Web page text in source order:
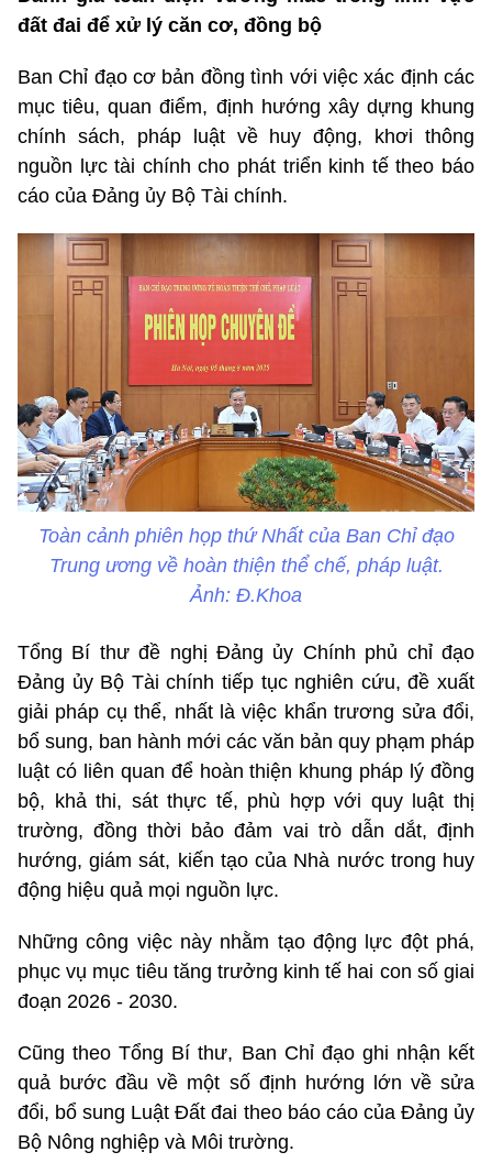
đất đai để xử lý căn cơ, đồng bộ
Ban Chỉ đạo cơ bản đồng tình với việc xác định các
mục tiêu, quan điểm, định hướng xây dựng khung
chính sách, pháp luật về huy động, khơi thông
nguồn lực tài chính cho phát triển kinh tế theo báo
cáo của Đảng ủy Bộ Tài chính.
Toàn cảnh phiên họp thứ Nhất của Ban Chỉ đạo
Trung ương về hoàn thiện thể chế, pháp luật.
Ảnh: Đ.Khoa
Tổng Bí thư đề nghị Đảng ủy Chính phủ chỉ đạo
Đảng ủy Bộ Tài chính tiếp tục nghiên cứu, đề xuất
giải pháp cụ thể, nhất là việc khẩn trương sửa đổi,
bổ sung, ban hành mới các văn bản quy phạm pháp
luật có liên quan để hoàn thiện khung pháp lý đồng
bộ, khả thi, sát thực tế, phù hợp với quy luật thị
trường, đồng thời bảo đảm vai trò dẫn dắt, định
hướng, giám sát, kiến tạo của Nhà nước trong huy
động hiệu quả mọi nguồn lực.
Những công việc này nhằm tạo động lực đột phá,
phục vụ mục tiêu tăng trưởng kinh tế hai con số giai
đoạn 2026 - 2030.
Cũng theo Tổng Bí thư, Ban Chỉ đạo ghi nhận kết
quả bước đầu về một số định hướng lớn về sửa
đổi, bổ sung Luật Đất đai theo báo cáo của Đảng ủy
Bộ Nông nghiệp và Môi trường.